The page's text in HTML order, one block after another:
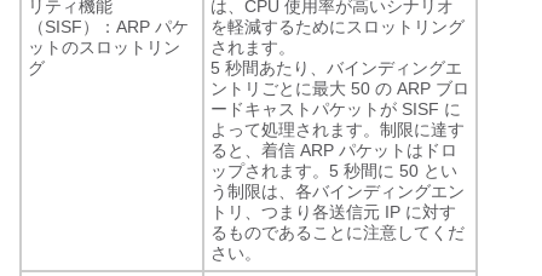
リティ機能
（SISF）：ARP パケ
ットのスロットリン
グ
は、CPU 使用率が高いシナリオ
を軽減するためにスロットリング
されます。
5 秒間あたり、バインディングエ
ントリごとに最大 50 の ARP ブロ
ードキャストパケットが SISF に
よって処理されます。制限に達す
ると、着信 ARP パケットはドロ
ップされます。5 秒間に 50 とい
う制限は、各バインディングエン
トリ、つまり各送信元 IP に対す
るものであることに注意してくだ
さい。